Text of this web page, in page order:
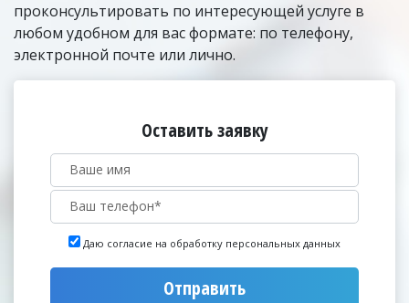
проконсультировать по интересующей услуге в
любом удобном для вас формате: по телефону,
электронной почте или лично.
Оставить заявку
Даю согласие на обработку персональных данных
Отправить